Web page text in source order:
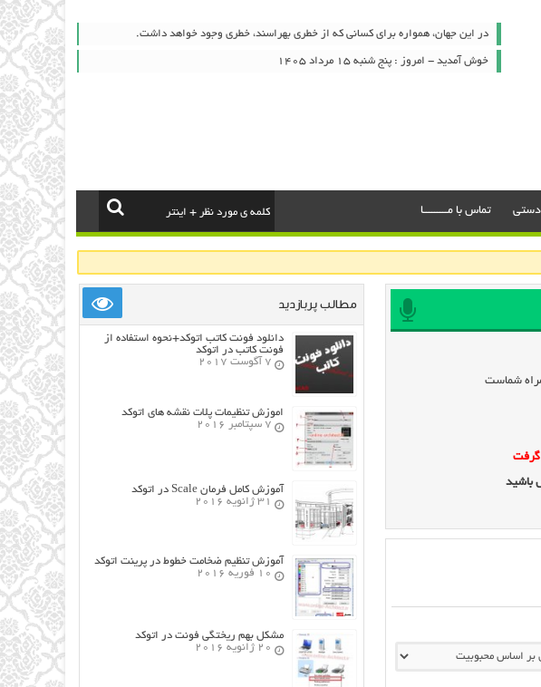
در این جهان، همواره برای كسانی كه از خطری بهراسند، خطری وجود خواهد داشت.
خوش آمدید - امروز : پنج شنبه ۱۵ مرداد ۱۴۰۵
تماس با مـــــــــا
شماست
گرفت
باشید
مطالب پربازدید
دانلود فونت کاتب اتوکد+نحوه استفاده از
فونت کاتب در اتوکد
7 آگوست 2017
اموزش تنظیمات پلات نقشه های اتوکد
7 سپتامبر 2016
آموزش کامل فرمان Scale در اتوکد
31 ژانویه 2016
آموزش تنظیم ضخامت خطوط در پرینت اتوکد
10 فوریه 2016
مشکل بهم ریختگی فونت در اتوکد
20 ژانویه 2016